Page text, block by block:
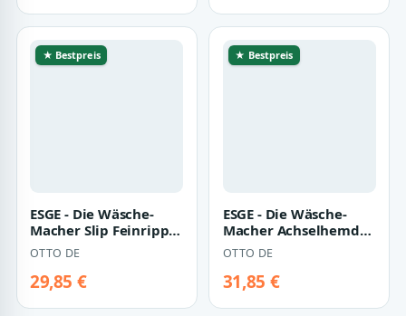
★ Bestpreis
ESGE - Die Wäsche-
Macher Slip Feinripp
ESGE Herren Slips mit
Eingriff…
OTTO DE
29,85 €
★ Bestpreis
ESGE - Die Wäsche-
Macher Achselhemd
3er Pack Herren
Sportshirt Malibu…
OTTO DE
31,85 €